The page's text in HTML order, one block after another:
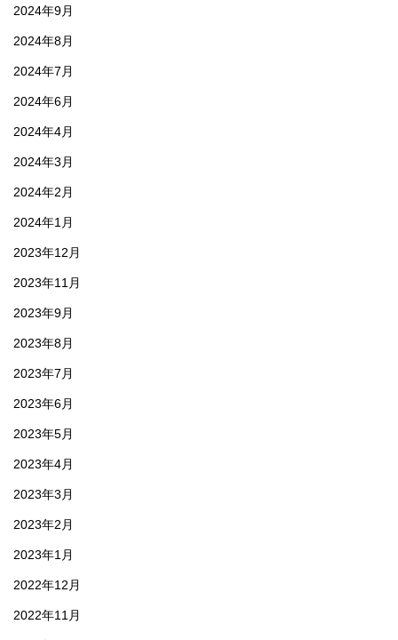
2024年9月
2024年8月
2024年7月
2024年6月
2024年4月
2024年3月
2024年2月
2024年1月
2023年12月
2023年11月
2023年9月
2023年8月
2023年7月
2023年6月
2023年5月
2023年4月
2023年3月
2023年2月
2023年1月
2022年12月
2022年11月